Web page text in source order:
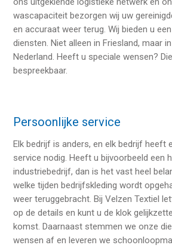
wascapaciteit bezorgen wij uw
en accuraat weer terug. Wij bieden u
diensten. Niet alleen in Friesland, maar
Nederland. Heeft u speciale wensen?
bespreekbaar.
Persoonlijke service
Elk bedrijf is anders, en elk bedrijf heeft
service nodig. Heeft u bijvoorbeeld een
industriebedrijf, dan is het vast heel
welke tijden bedrijfskleding wordt
weer teruggebracht. Bij Velzen Textiel
op de details en kunt u de klok
komst. Daarnaast stemmen we onze
wensen af en leveren we